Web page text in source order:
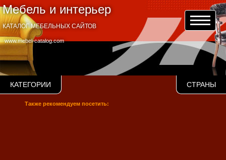
Мебель и интерьер
www.mebel-catalog.com
КАТАЛОГ МЕБЕЛЬНЫХ САЙТОВ
КАТЕГОРИИ СТРАНЫ
Также рекомендуем посетить: